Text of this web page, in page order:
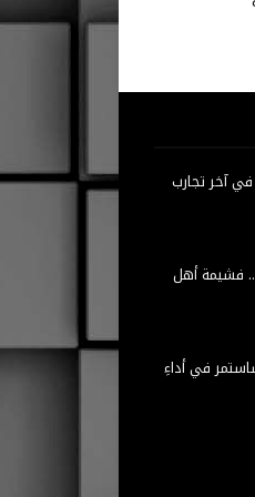
في آخر تجارب
.. فشيمة أهل
في أداءِ